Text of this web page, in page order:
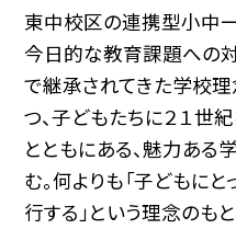
東中校区の連携型小中
今日的な教育課題への
で継承されてきた学校
つ、子どもたちに２１世
とともにある、魅力ある
む。何よりも「子どもに
行する」という理念のも